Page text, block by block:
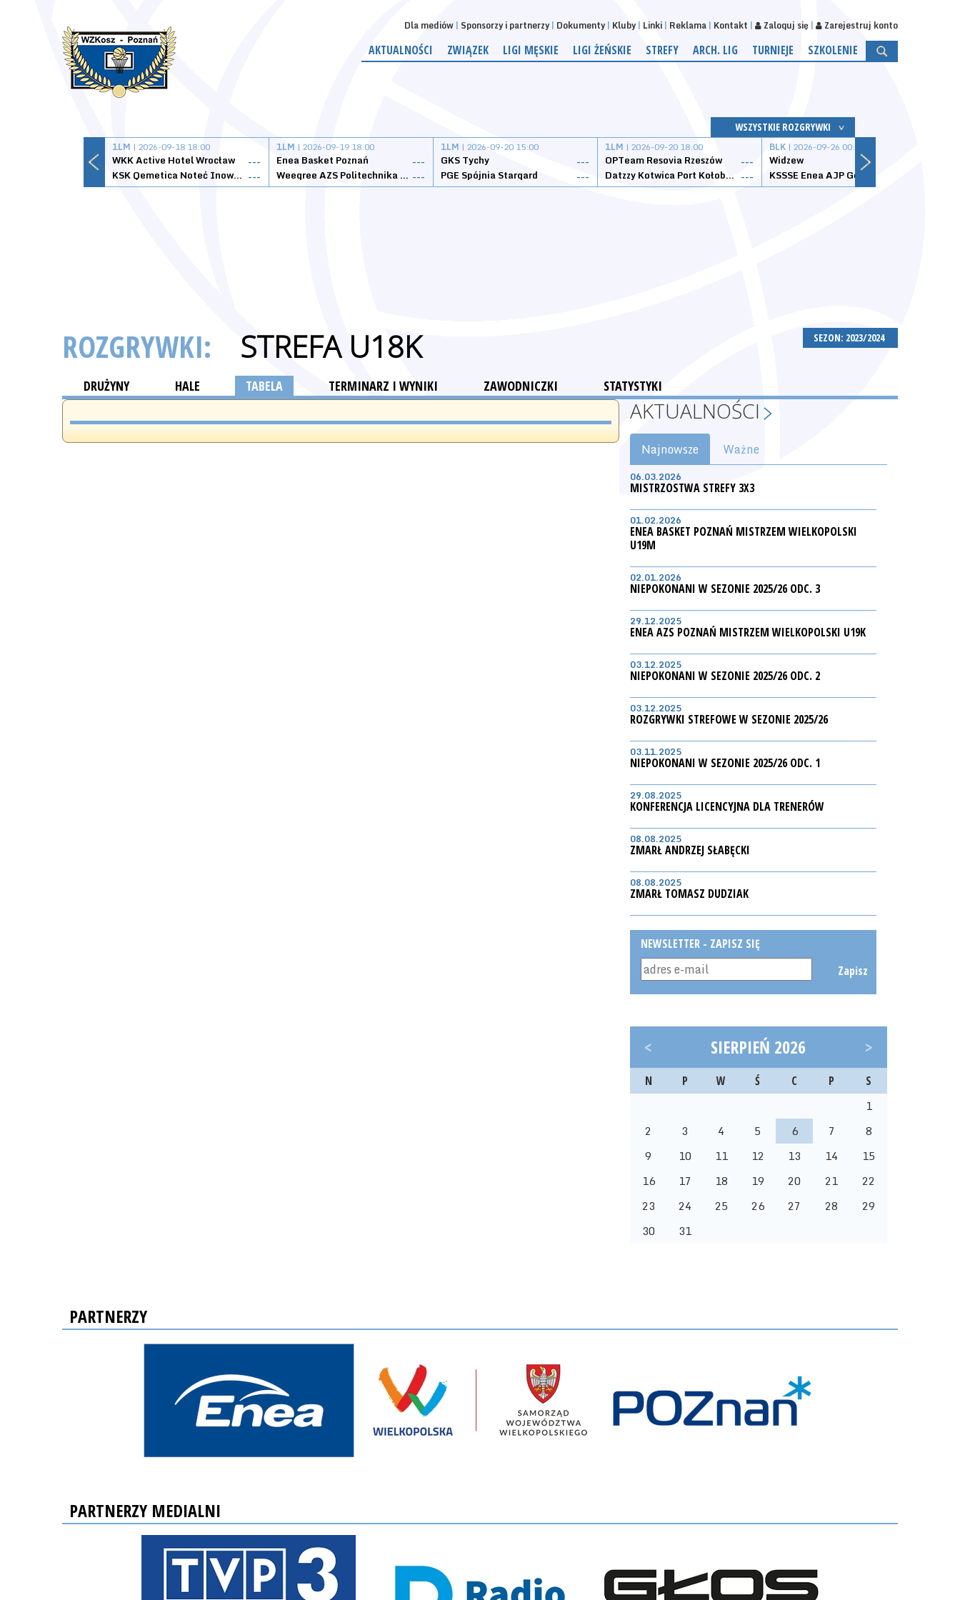
Dla mediów Sponsorzy i partnerzy Dokumenty Kluby Linki Reklama Kontakt Zaloguj się Zarejestruj konto
AKTUALNOŚCI ZWIĄZEK LIGI MĘSKIE LIGI ŻEŃSKIE STREFY ARCH. LIG TURNIEJE SZKOLENIE
WSZYSTKIE ROZGRYWKI
1LM | 2026-09-18 18:00
WKK Active Hotel Wrocław
---
KSK Qemetica Noteć Inowrocław ---
1LM | 2026-09-19 18:00
Enea Basket Poznań
---
Weegree AZS Politechnika Opolska ---
1LM | 2026-09-20 15:00
GKS Tychy
---
PGE Spójnia Stargard
---
1LM | 2026-09-20 18:00
OPTeam Resovia Rzeszów
---
Datzzy Kotwica Port Kołobrzeg ---
BLK | 2026-09-26 00:00
Widzew
SEZON: 2023/2024
ROZGRYWKI: STREFA U18K
DRUŻYNY HALE TABELA TERMINARZ I WYNIKI ZAWODNICZKI STATYSTYKI
AKTUALNOŚCI
Najnowsze Ważne
06.03.2026
MISTRZOSTWA STREFY 3X3
01.02.2026
ENEA BASKET POZNAŃ MISTRZEM WIELKOPOLSKI
U19M
02.01.2026
NIEPOKONANI W SEZONIE 2025/26 ODC. 3
29.12.2025
ENEA AZS POZNAŃ MISTRZEM WIELKOPOLSKI U19K
03.12.2025
NIEPOKONANI W SEZONIE 2025/26 ODC. 2
03.12.2025
ROZGRYWKI STREFOWE W SEZONIE 2025/26
03.11.2025
NIEPOKONANI W SEZONIE 2025/26 ODC. 1
29.08.2025
KONFERENCJA LICENCYJNA DLA TRENERÓW
08.08.2025
ZMARŁ ANDRZEJ SŁABĘCKI
08.08.2025
ZMARŁ TOMASZ DUDZIAK
NEWSLETTER - ZAPISZ SIĘ
Zapisz
< SIERPIEŃ 2026 >
N P W Ś C P S
1
2
3 4 5 6 7
8
9
10 11 12 13 14
15
16
17 18 19 20 21
22
23
24 25 26 27 28
29
30
31
PARTNERZY
PARTNERZY MEDIALNI